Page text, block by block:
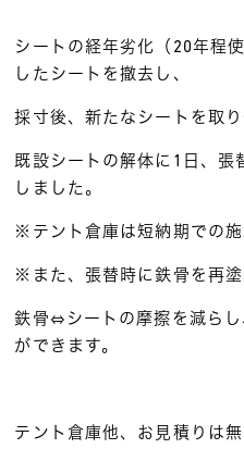
シートの経年劣化（20年程
したシートを撤去し、
採寸後、新たなシートを取り
既設シートの解体に1日、張
しました。
※テント倉庫は短納期での施
※また、張替時に鉄骨を再塗
鉄骨⇔シートの摩擦を減ら
ができます。
テント倉庫他、お見積りは無